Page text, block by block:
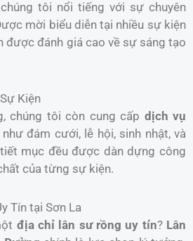
tôi nổi tiếng với sự chuyên
mời biểu diễn tại nhiều sự kiện
được đánh giá cao về sự sáng tạo
Kiện
chúng tôi còn cung cấp dịch vụ
như đám cưới, lễ hội, sinh nhật, và
mục đều được dàn dựng công
của từng sự kiện.
Tín tại Sơn La
địa chỉ lân sư rồng uy tín? Lân